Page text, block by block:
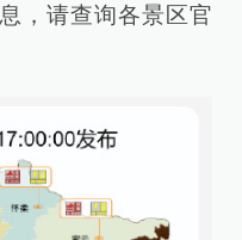
，请查询各景区官